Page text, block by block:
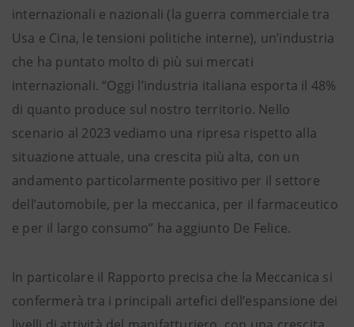
internazionali e nazionali (la guerra commerciale tra
Usa e Cina, le tensioni politiche interne), un’industria
che ha puntato molto di più sui mercati
internazionali. “Oggi l’industria italiana esporta il 48%
di quanto produce sul nostro territorio. Nello
scenario al 2023 vediamo una ripresa rispetto alla
situazione attuale, una crescita più alta, con un
andamento particolarmente positivo per il settore
dell’automobile, per la meccanica, per il farmaceutico
e per il largo consumo” ha aggiunto De Felice.
In particolare il Rapporto precisa che la Meccanica si
confermerà tra i principali artefici dell’espansione dei